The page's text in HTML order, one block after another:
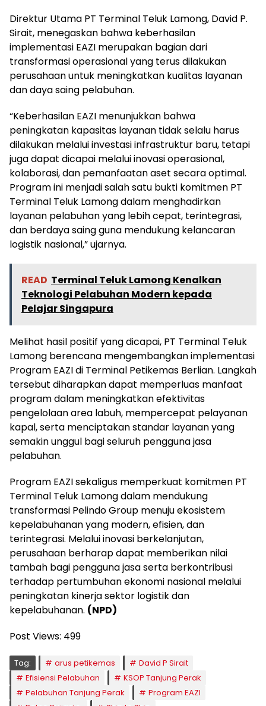
Direktur Utama PT Terminal Teluk Lamong, David P.
Sirait, menegaskan bahwa keberhasilan
implementasi EAZI merupakan bagian dari
transformasi operasional yang terus dilakukan
perusahaan untuk meningkatkan kualitas layanan
dan daya saing pelabuhan.
“Keberhasilan EAZI menunjukkan bahwa
peningkatan kapasitas layanan tidak selalu harus
dilakukan melalui investasi infrastruktur baru, tetapi
juga dapat dicapai melalui inovasi operasional,
kolaborasi, dan pemanfaatan aset secara optimal.
Program ini menjadi salah satu bukti komitmen PT
Terminal Teluk Lamong dalam menghadirkan
layanan pelabuhan yang lebih cepat, terintegrasi,
dan berdaya saing guna mendukung kelancaran
logistik nasional,” ujarnya.
READ Terminal Teluk Lamong Kenalkan
Teknologi Pelabuhan Modern kepada
Pelajar Singapura
Melihat hasil positif yang dicapai, PT Terminal Teluk
Lamong berencana mengembangkan implementasi
Program EAZI di Terminal Petikemas Berlian. Langkah
tersebut diharapkan dapat memperluas manfaat
program dalam meningkatkan efektivitas
pengelolaan area labuh, mempercepat pelayanan
kapal, serta menciptakan standar layanan yang
semakin unggul bagi seluruh pengguna jasa
pelabuhan.
Program EAZI sekaligus memperkuat komitmen PT
Terminal Teluk Lamong dalam mendukung
transformasi Pelindo Group menuju ekosistem
kepelabuhanan yang modern, efisien, dan
terintegrasi. Melalui inovasi berkelanjutan,
perusahaan berharap dapat memberikan nilai
tambah bagi pengguna jasa serta berkontribusi
terhadap pertumbuhan ekonomi nasional melalui
peningkatan kinerja sektor logistik dan
kepelabuhanan. (NPD)
Post Views: 499
Tag: arus petikemas
David P Sirait
Efisiensi Pelabuhan
KSOP Tanjung Perak
Pelabuhan Tanjung Perak
Program EAZI